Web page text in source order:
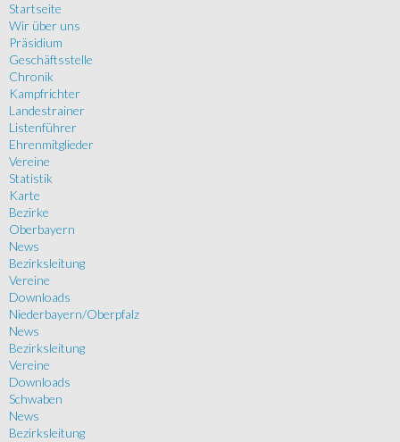
Startseite
Wir über uns
Präsidium
Geschäftsstelle
Chronik
Kampfrichter
Landestrainer
Listenführer
Ehrenmitglieder
Vereine
Statistik
Karte
Bezirke
Oberbayern
News
Bezirksleitung
Vereine
Downloads
Niederbayern/Oberpfalz
News
Bezirksleitung
Vereine
Downloads
Schwaben
News
Bezirksleitung